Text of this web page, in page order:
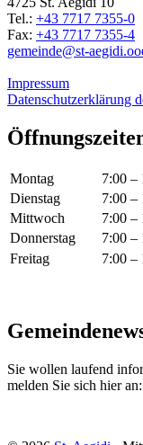
Tel.: +43 7717 7355-0
Fax: +43 7717 7355-4
gemeinde@st-
Impressum
Datenschutzerklärung
Montag 7:00 –
Dienstag
7:00 –
Mittwoch
7:00 –
Donnerstag
7:00 –
Freitag
7:00 –
Sie wollen laufend
melden Sie sich hier an: